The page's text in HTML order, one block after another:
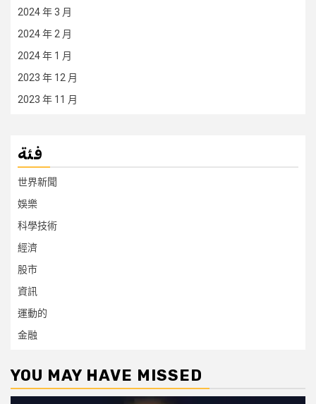
2024 年 3 月
2024 年 2 月
2024 年 1 月
2023 年 12 月
2023 年 11 月
فئة
世界新聞
娛樂
科學技術
經濟
股市
資訊
運動的
金融
YOU MAY HAVE MISSED